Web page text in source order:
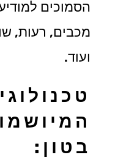
הסמוכים
מכבים, רעות,
ועוד.
בטון: